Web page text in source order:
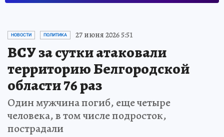
НОВОСТИ ПОЛИТИКА 27 июня 2026 5:51
ВСУ за сутки атаковали
территорию Белгородской
области 76 раз
Один мужчина погиб, еще четыре
человека, в том числе подросток,
пострадали